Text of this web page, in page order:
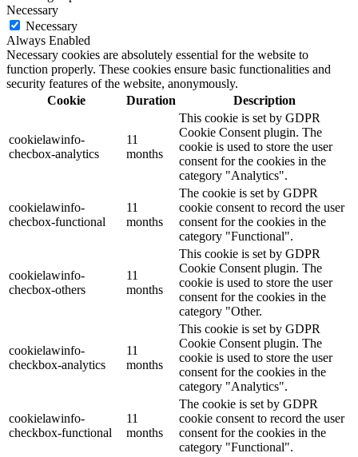
Necessary
Necessary
Always Enabled
Necessary cookies are absolutely essential for the website to
function properly. These cookies ensure basic functionalities and
security features of the website, anonymously.
Cookie
Duration Description
cookielawinfo-
checbox-analytics
11
months
This cookie is set by GDPR
Cookie Consent plugin. The
cookie is used to store the user
consent for the cookies in the
category "Analytics".
cookielawinfo-
checbox-functional
11
months
The cookie is set by GDPR
cookie consent to record the user
consent for the cookies in the
category "Functional".
cookielawinfo-
checbox-others
11
months
This cookie is set by GDPR
Cookie Consent plugin. The
cookie is used to store the user
consent for the cookies in the
category "Other.
cookielawinfo-
checkbox-analytics
11
months
This cookie is set by GDPR
Cookie Consent plugin. The
cookie is used to store the user
consent for the cookies in the
category "Analytics".
cookielawinfo-
checkbox-functional
11
months
The cookie is set by GDPR
cookie consent to record the user
consent for the cookies in the
category "Functional".